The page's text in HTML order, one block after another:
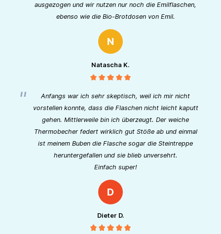
ausgezogen und wir nutzen nur noch die Emilflaschen,
ebenso wie die Bio-Brotdosen von Emil.
N
Natascha K.
Anfangs war ich sehr skeptisch, weil ich mir nicht
vorstellen konnte, dass die Flaschen nicht leicht kaputt
gehen. Mittlerweile bin ich überzeugt. Der weiche
Thermobecher federt wirklich gut Stöße ab und einmal
ist meinem Buben die Flasche sogar die Steintreppe
heruntergefallen und sie blieb unversehrt.
Einfach super!
D
Dieter D.